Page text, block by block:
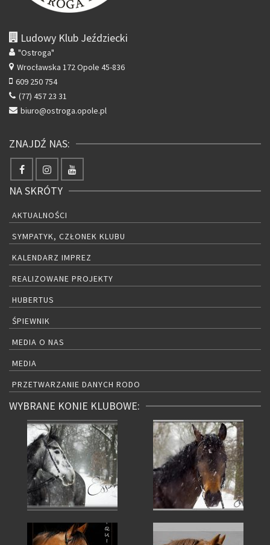
Ludowy Klub Jeździecki
"Ostroga"
Wrocławska 172Opole 45-836
609 250 754
(77) 457 23 31
biuro@ostroga.opole.pl
ZNAJDŹ NAS:
NA SKRÓTY
AKTUALNOŚCI
SYMPATYK, CZŁONEK KLUBU
KALENDARZ IMPREZ
REALIZOWANE PROJEKTY
HUBERTUS
ŚPIEWNIK
MEDIA O NAS
MEDIA
PRZETWARZANIE DANYCH RODO
WYBRANE KONIE KLUBOWE: